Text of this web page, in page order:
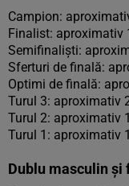
Campion:
Finalist: aproximativ
Semifinaliști:
Sferturi de finală:
Optimi de finală:
Turul 3: aproximativ
Turul 2: aproximativ
Turul 1: aproximativ
Dublu masculin și